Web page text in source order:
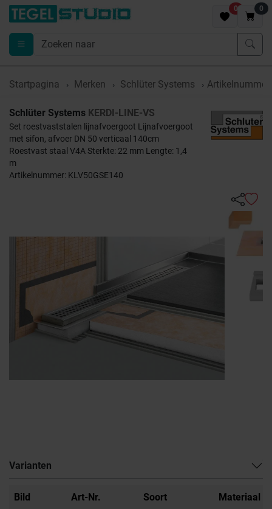
0 0
Startpagina Merken Schlüter Systems Artikelnummer
Schlüter Systems KERDI-LINE-VS
Set roestvaststalen lijnafvoergoot Lijnafvoergoot
met sifon, afvoer DN 50 verticaal 140cm
Roestvast staal V4A Sterkte: 22 mm Lengte: 1,4
m
Artikelnummer: KLV50GSE140
Varianten
Bild Art-Nr. Soort Materiaal